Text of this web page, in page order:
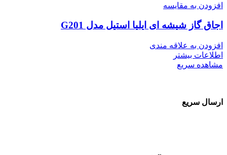
افزودن به مقایسه
اجاق گاز شیشه ای ایلیا استیل مدل G201
افزودن به علاقه مندی
اطلاعات بیشتر
مشاهده سریع
ارسال سریع